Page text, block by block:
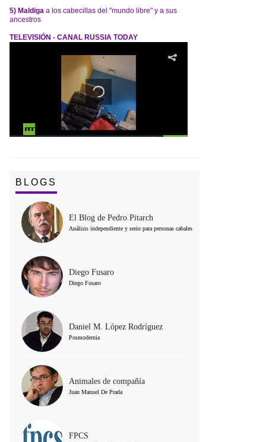
5) Maldiga a los cabecillas del "mundo libre" y a sus
ancestros
TELEVISIÓN - CANAL RUSSIA TODAY
BLOGS
El Blog de Pedro Pitarch
Análisis independiente y serio para personas cabales
Diego Fusaro
Diego Fusaro
Daniel M. López Rodríguez
Posmodernia
Animales de compañía
Juan Manuel De Prada
FPCS